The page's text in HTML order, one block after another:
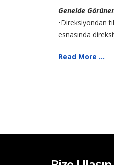
Genelde
•Direksiyondan
esnasında
Read More ...